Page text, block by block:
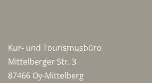
Kur- und Tourismusbüro
Mittelberger Str. 3
87466 Oy-Mittelberg